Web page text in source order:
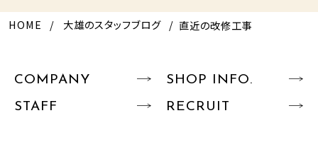
HOME 大雄のスタッフブログ 直近の改修工事
COMPANY
SHOP INFO.
STAFF
RECRUIT